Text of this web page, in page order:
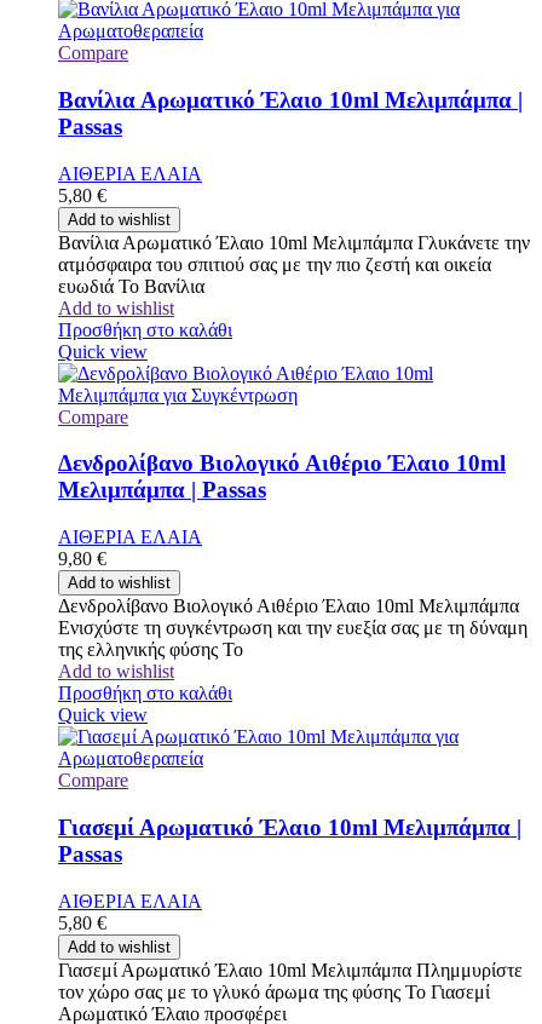
Compare
Βανίλια Αρωματικό Έλαιο 10ml Μελιμπάμπα |
Passas
ΑΙΘΕΡΙΑ ΕΛΑΙΑ
5,80 €
Add to wishlist
Βανίλια Αρωματικό Έλαιο 10ml Μελιμπάμπα Γλυκάνετε την
ατμόσφαιρα του σπιτιού σας με την πιο ζεστή και οικεία
ευωδιά Το Βανίλια
Add to wishlist
Προσθήκη στο καλάθι
Quick view
Compare
Δενδρολίβανο Βιολογικό Αιθέριο Έλαιο 10ml
Μελιμπάμπα | Passas
ΑΙΘΕΡΙΑ ΕΛΑΙΑ
9,80 €
Add to wishlist
Δενδρολίβανο Βιολογικό Αιθέριο Έλαιο 10ml Μελιμπάμπα
Ενισχύστε τη συγκέντρωση και την ευεξία σας με τη δύναμη
της ελληνικής φύσης Το
Add to wishlist
Προσθήκη στο καλάθι
Quick view
Compare
Γιασεμί Αρωματικό Έλαιο 10ml Μελιμπάμπα |
Passas
ΑΙΘΕΡΙΑ ΕΛΑΙΑ
5,80 €
Add to wishlist
Γιασεμί Αρωματικό Έλαιο 10ml Μελιμπάμπα Πλημμυρίστε
τον χώρο σας με το γλυκό άρωμα της φύσης Το Γιασεμί
Αρωματικό Έλαιο προσφέρει